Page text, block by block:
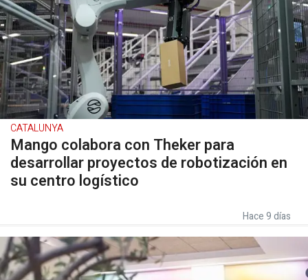
CATALUNYA
Mango colabora con Theker para
desarrollar proyectos de robotización en
su centro logístico
Hace 9 días